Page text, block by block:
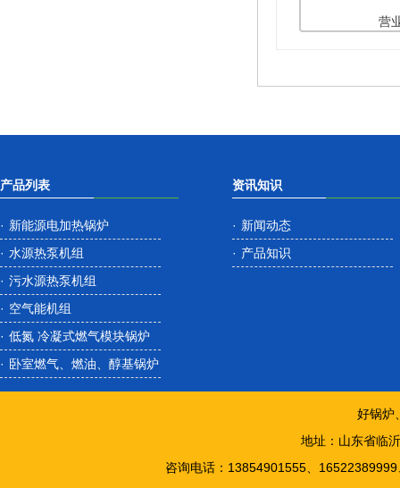
营
产品列表
· 新能源电加热锅炉
· 水源热泵机组
· 污水源热泵机组
· 空气能机组
· 低氮 冷凝式燃气模块锅炉
· 卧室燃气、燃油、醇基锅炉
资讯知识
· 新闻动态
· 产品知识
好锅炉
地址：山东省临
咨询电话：13854901555、